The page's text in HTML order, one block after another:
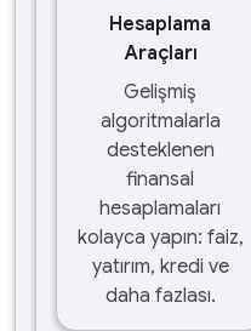
Hesaplama
Araçları
Gelişmiş
algoritmalarla
desteklenen
finansal
hesaplamaları
kolayca yapın: faiz,
yatırım, kredi ve
daha fazlası.